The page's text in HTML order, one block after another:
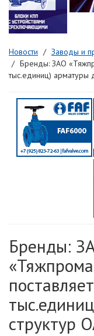
Новости
Заводы и
Бренды: ЗАО
тыс.единиц) арматуры
Бренды:
структур